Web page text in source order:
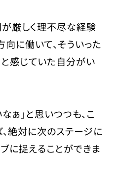
が厳しく理不尽な経験
に働いて、そういった
と感じていた自分がい
なぁ」と思いつつも、こ
絶対に次のステージに
に捉えることができま